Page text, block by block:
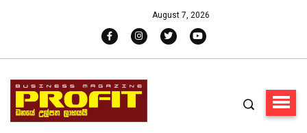
August 7, 2026